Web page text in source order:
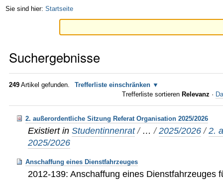
Sie sind hier: Startseite
Suchergebnisse
249 Artikel gefunden.
Trefferliste einschränken
Trefferliste sortieren Relevanz ·
2. außerordentliche Sitzung Referat Organisation 2025/2026
Existiert in Studentinnenrat / …/2025/2026 /2.
2025/2026
Anschaffung eines Dienstfahrzeuges
2012-139: Anschaffung eines Dienstfahrzeuges